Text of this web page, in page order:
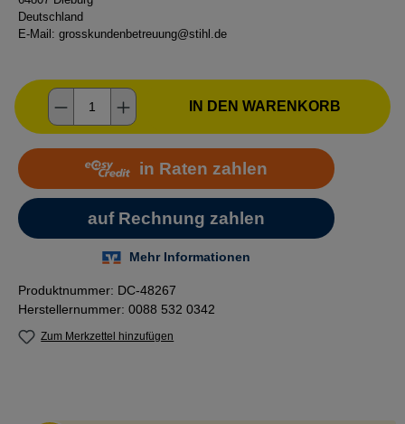
Deutschland
E-Mail: grosskundenbetreuung@stihl.de
Produkt Anzahl: Gib den gewünschten
IN DEN WARENKORB
Produktnummer: DC-48267
Herstellernummer: 0088 532 0342
Zum Merkzettel hinzufügen